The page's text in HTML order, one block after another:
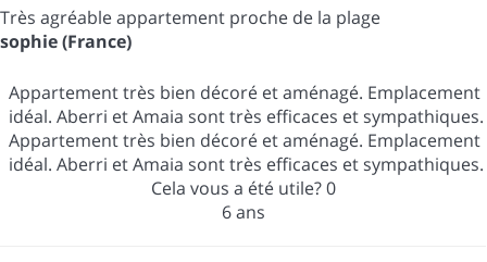
Très agréable appartement proche de la plage
sophie (France)
Appartement très bien décoré et aménagé. Emplacement
idéal. Aberri et Amaia sont très efficaces et sympathiques.
Appartement très bien décoré et aménagé. Emplacement
idéal. Aberri et Amaia sont très efficaces et sympathiques.
Cela vous a été utile?0
6 ans